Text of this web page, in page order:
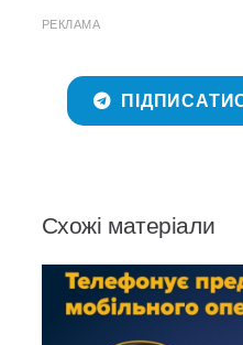
РЕКЛАМА
Схожі матеріали